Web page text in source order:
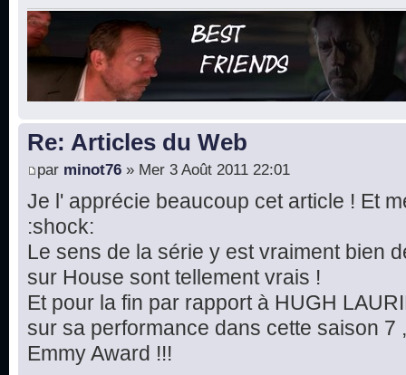
Re: Articles du Web
par minot76 » Mer 3 Août 2011 22:01
Je l' apprécie beaucoup cet article ! Et
:shock:
Le sens de la série y est vraiment bien
sur House sont tellement vrais !
Et pour la fin par rapport à HUGH
sur sa performance dans cette saison 7
Emmy Award !!!